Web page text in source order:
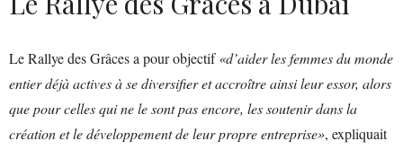
Le Rallye des Grâces a pour objectif«d’aider les femmes du monde
entier déjà actives à se diversifier et accroître ainsi leur essor, alors
que pour celles qui ne le sont pas encore, les soutenir dans la
création et le développement de leur propre entreprise», expliquait